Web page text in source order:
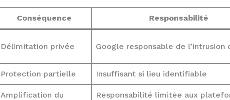
Conséquence Responsabilité
Délimitation privée Google responsable de l’intrusion
Protection partielle Insuffisant si lieu identifiable
Amplification du
Responsabilité limitée aux